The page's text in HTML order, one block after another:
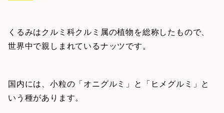
くるみはクルミ科クルミ属の植物を総称したもので、
世界中で親しまれているナッツです。
国内には、小粒の「オニグルミ」と「ヒメグルミ」と
いう種があります。